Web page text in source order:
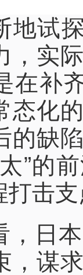
地试
，实
在补
态化
的缺
”的
打击
，日
，谋